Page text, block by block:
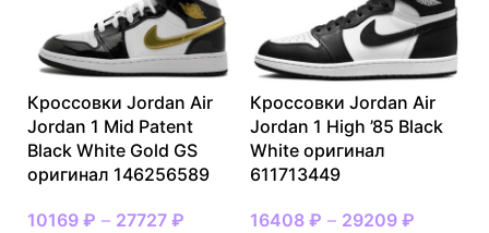
Кроссовки Jordan Air
Jordan 1 Mid Patent
Black White Gold GS
оригинал 146256589
10169 ₽ – 27727 ₽
Кроссовки Jordan Air
Jordan 1 High ’85 Black
White оригинал
611713449
16408 ₽ – 29209 ₽